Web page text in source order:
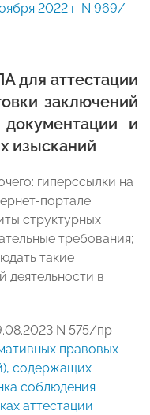
2022 г. N 969/
для аттестации
заключений
и
изысканий
гиперссылки на
портале
структурных
требования;
такие
деятельности в
N 575/пр
правовых
содержащих
соблюдения
аттестации